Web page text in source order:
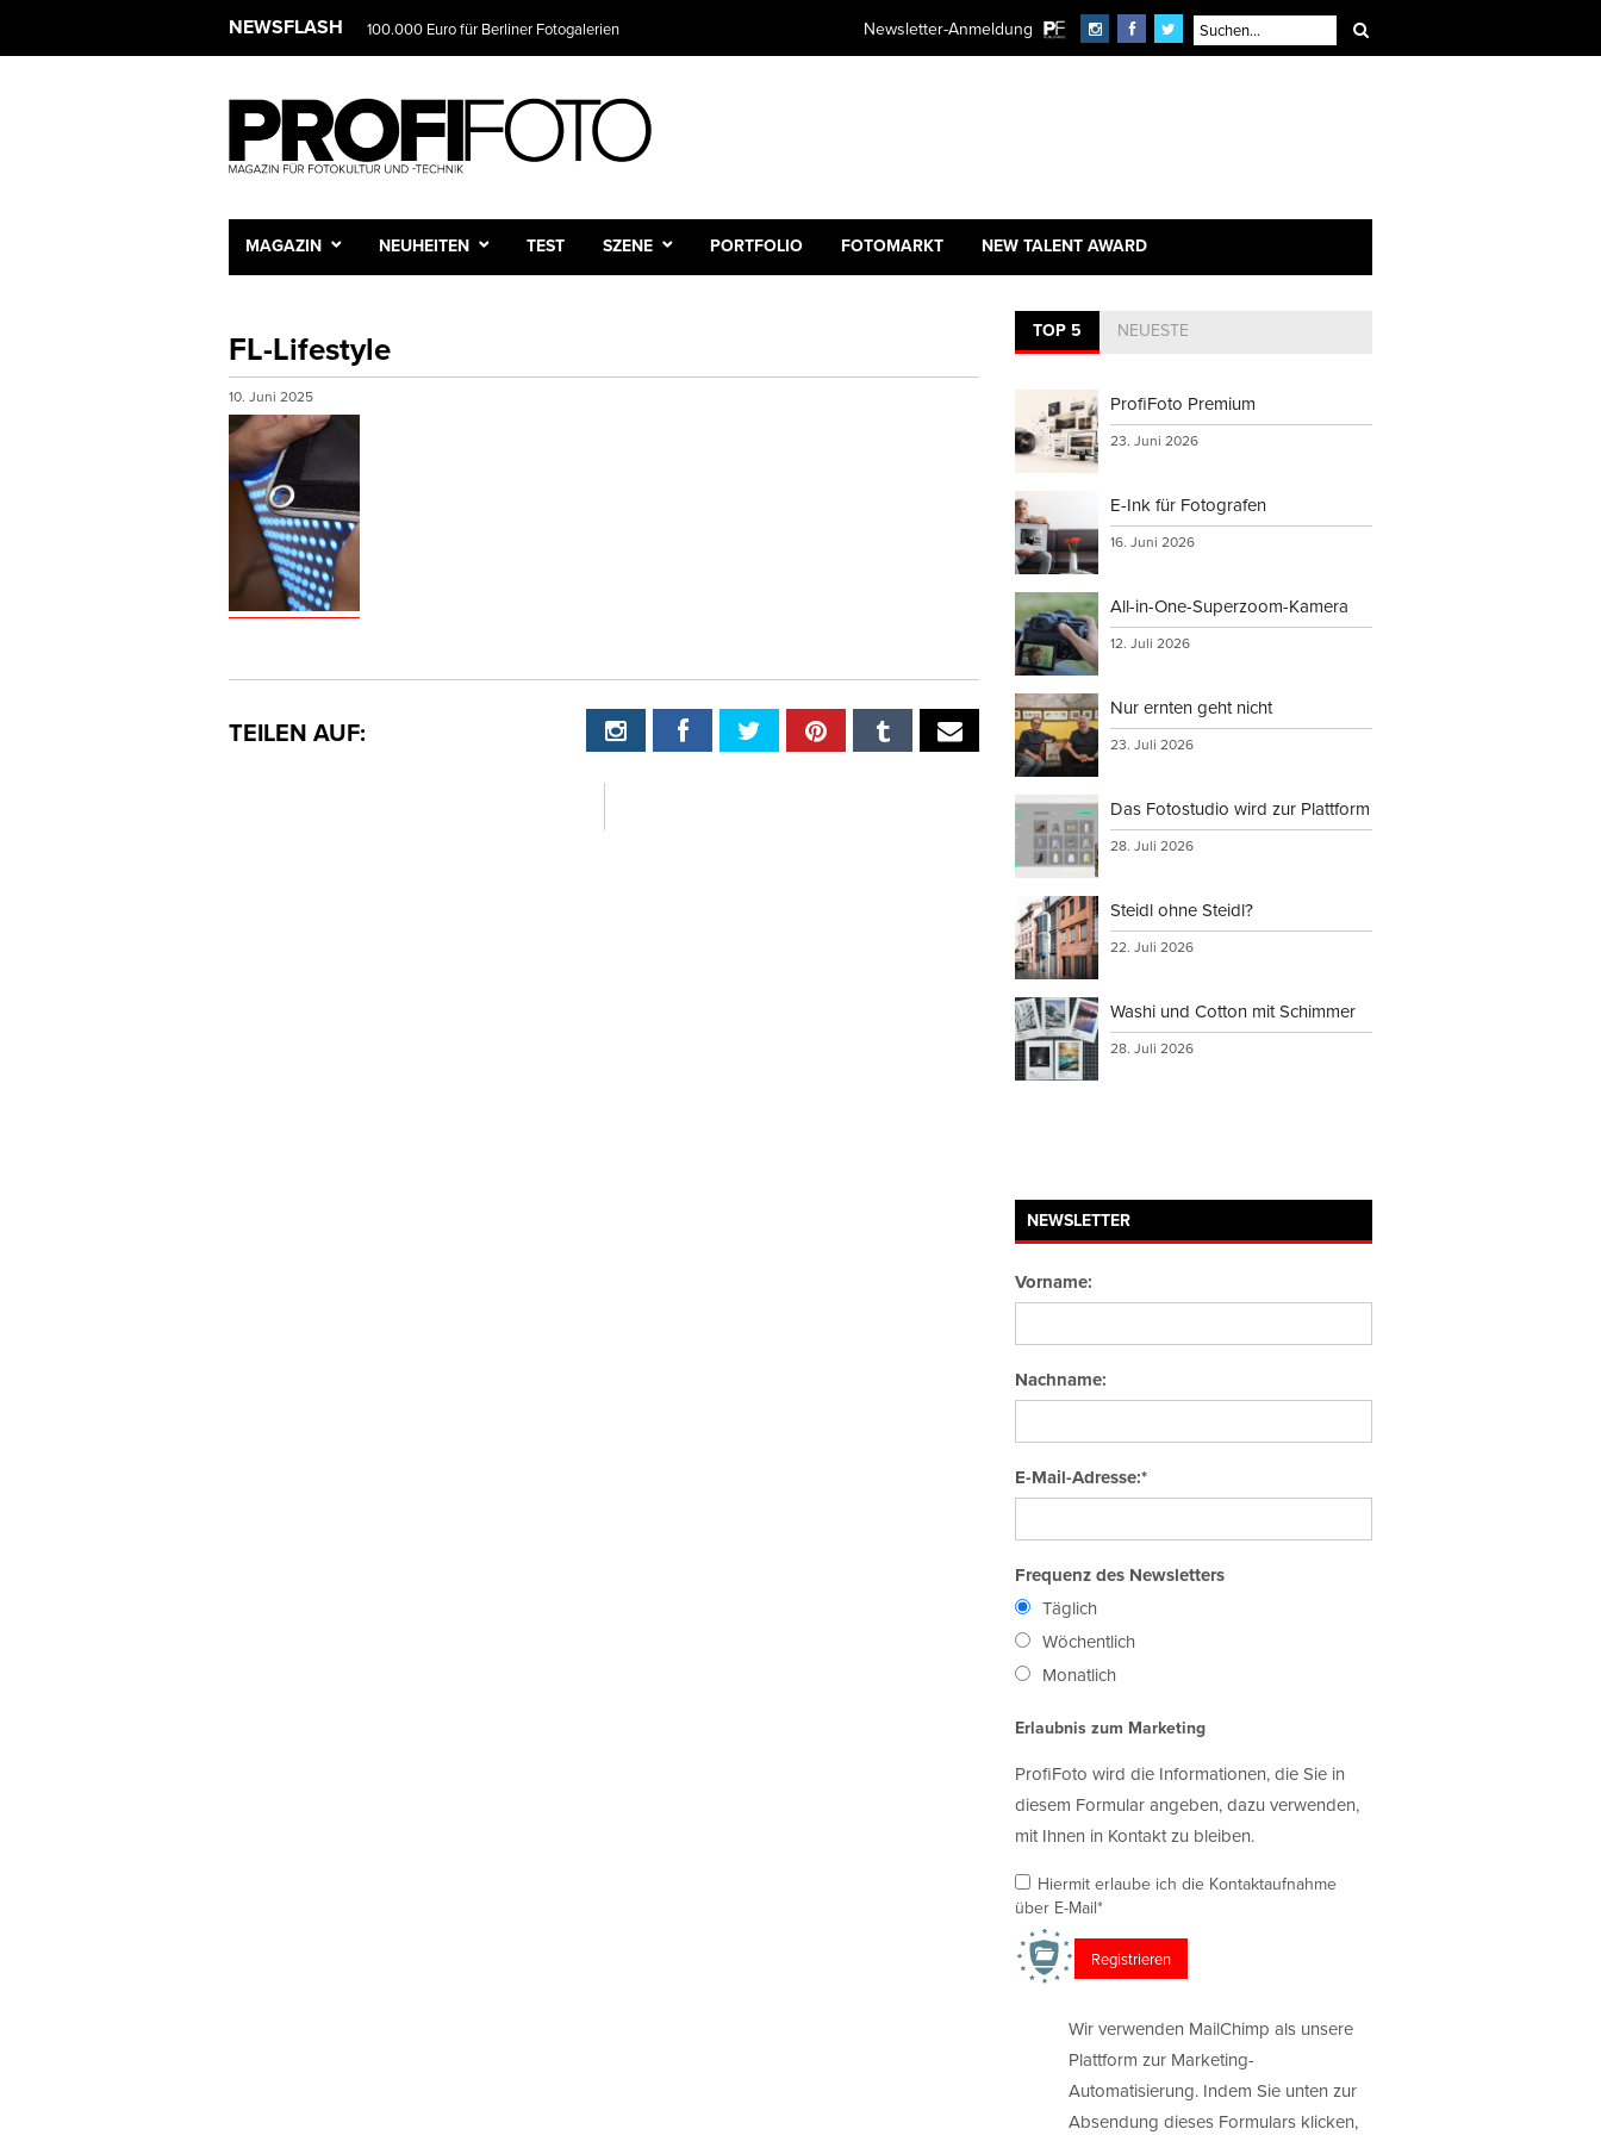
NEWSFLASH 100.000 Euro für Berliner Fotogalerien Newsletter-Anmeldung
MAGAZIN NEUHEITEN TEST SZENE PORTFOLIO FOTOMARKT NEW TALENT AWARD
FL-Lifestyle
10. Juni 2025
TEILEN AUF:
TOP 5 NEUESTE
ProfiFoto Premium
23. Juni 2026
E-Ink für Fotografen
16. Juni 2026
All-in-One-Superzoom-Kamera
12. Juli 2026
Nur ernten geht nicht
23. Juli 2026
Das Fotostudio wird zur Plattform
28. Juli 2026
Steidl ohne Steidl?
22. Juli 2026
Washi und Cotton mit Schimmer
28. Juli 2026
NEWSLETTER
Vorname:
Nachname:
E-Mail-Adresse:*
Frequenz des Newsletters
Täglich
Wöchentlich
Monatlich
Erlaubnis zum Marketing
ProfiFoto wird die Informationen, die Sie in
diesem Formular angeben, dazu verwenden,
mit Ihnen in Kontakt zu bleiben.
Hiermit erlaube ich die Kontaktaufnahme
über E-Mail*
Wir verwenden MailChimp als unsere
Plattform zur Marketing-
Automatisierung. Indem Sie unten zur
Absendung dieses Formulars klicken,